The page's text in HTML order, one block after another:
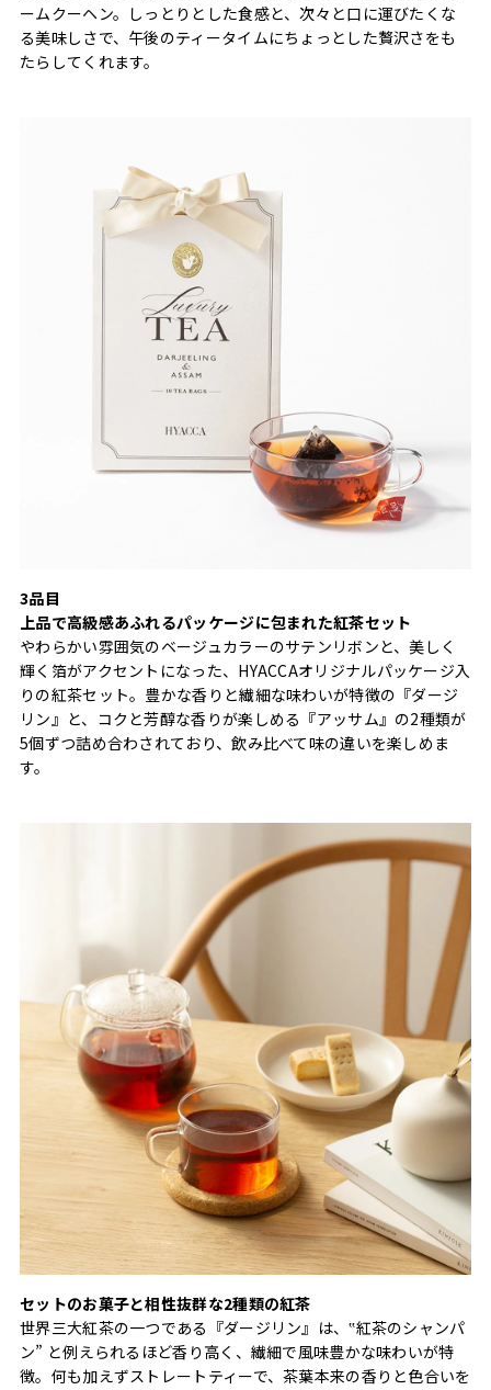
ームクーヘン。しっとりとした食感と、次々と口に運びたくな
る美味しさで、午後のティータイムにちょっとした贅沢さをも
たらしてくれます。
3品目
上品で高級感あふれるパッケージに包まれた紅茶セット
やわらかい雰囲気のベージュカラーのサテンリボンと、美しく
輝く箔がアクセントになった、HYACCAオリジナルパッケージ入
りの紅茶セット。豊かな香りと繊細な味わいが特徴の『ダージ
リン』と、コクと芳醇な香りが楽しめる『アッサム』の2種類が
5個ずつ詰め合わされており、飲み比べて味の違いを楽しめま
す。
セットのお菓子と相性抜群な2種類の紅茶
世界三大紅茶の一つである『ダージリン』は、‟紅茶のシャンパ
ン” と例えられるほど香り高く、繊細で風味豊かな味わいが特
徴。何も加えずストレートティーで、茶葉本来の香りと色合いを